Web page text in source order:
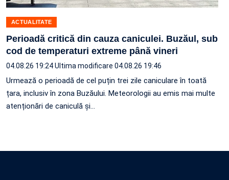
ACTUALITATE
Perioadă critică din cauza caniculei. Buzăul, sub
cod de temperaturi extreme până vineri
04.08.26 19:24Ultima modificare 04.08.26 19:46
Urmează o perioadă de cel puțin trei zile caniculare în toată
țara, inclusiv în zona Buzăului. Meteorologii au emis mai multe
atenționări de caniculă și…